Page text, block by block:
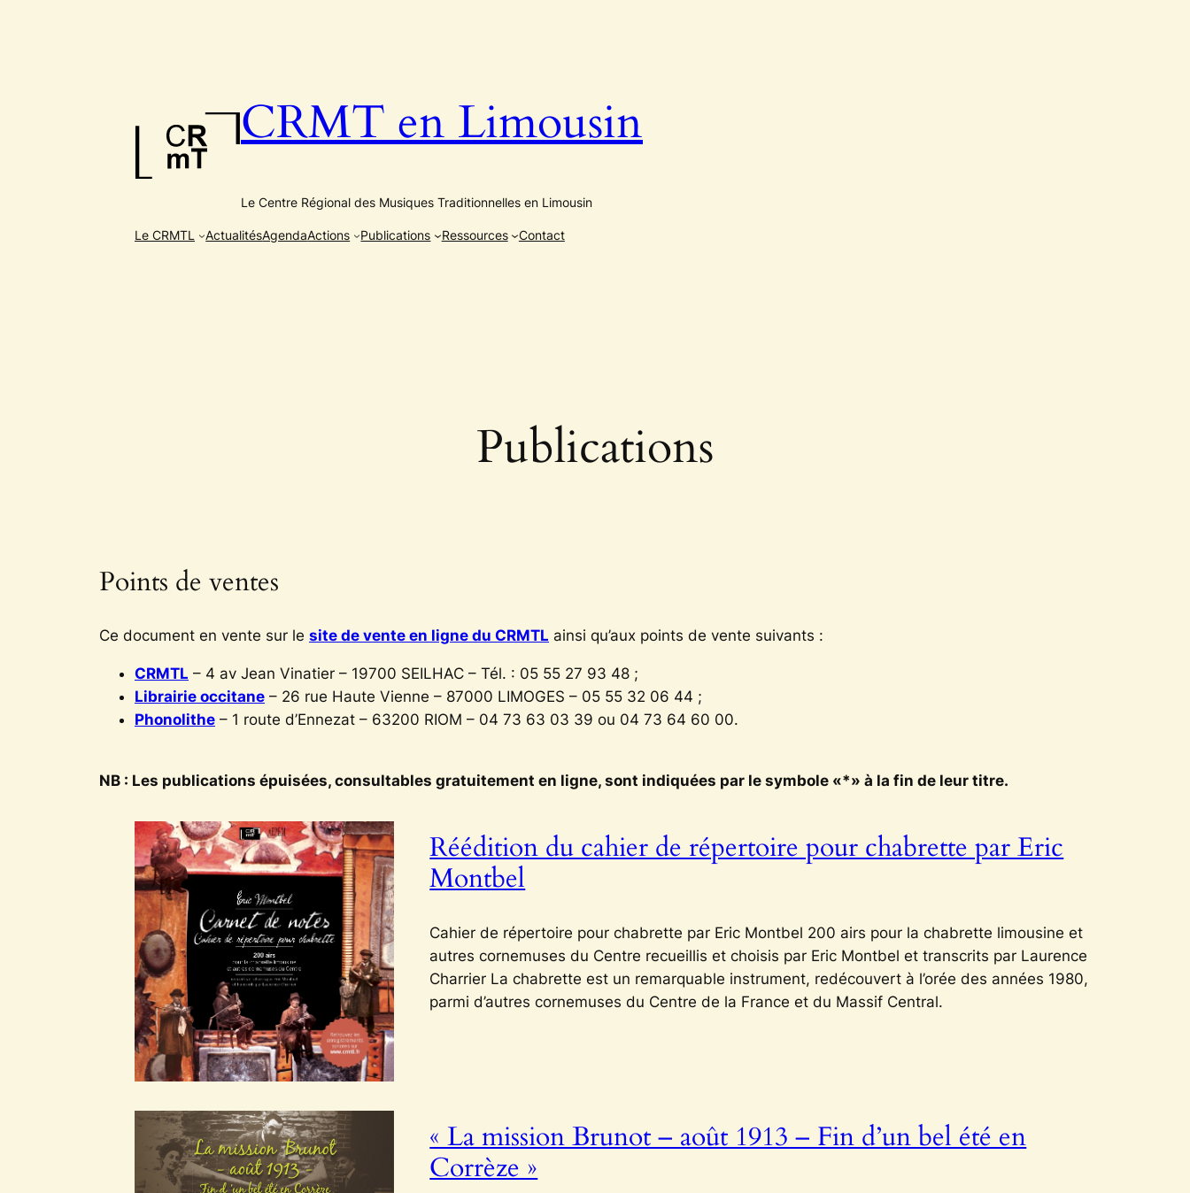
CRMT en Limousin
Le Centre Régional des Musiques Traditionnelles en Limousin
Le CRMTL ActualitésAgendaActions Publications Ressources Contact
Publications
Points de ventes
Ce document en vente sur le site de vente en ligne du CRMTL ainsi qu’aux points de vente suivants :
CRMTL – 4 av Jean Vinatier – 19700 SEILHAC – Tél. : 05 55 27 93 48 ;
Librairie occitane – 26 rue Haute Vienne – 87000 LIMOGES – 05 55 32 06 44 ;
Phonolithe – 1 route d’Ennezat – 63200 RIOM – 04 73 63 03 39 ou 04 73 64 60 00.
NB : Les publications épuisées, consultables gratuitement en ligne, sont indiquées par le symbole «*» à la fin de leur titre.
Réédition du cahier de répertoire pour chabrette par Eric
Montbel
Cahier de répertoire pour chabrette par Eric Montbel 200 airs pour la chabrette limousine et
autres cornemuses du Centre recueillis et choisis par Eric Montbel et transcrits par Laurence
Charrier La chabrette est un remarquable instrument, redécouvert à l’orée des années 1980,
parmi d’autres cornemuses du Centre de la France et du Massif Central.
« La mission Brunot – août 1913 – Fin d’un bel été en
Corrèze »